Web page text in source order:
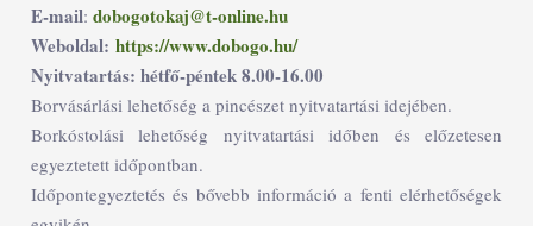
E-mail: dobogotokaj@t-online.hu
Weboldal: https://www.dobogo.hu/
Nyitvatartás: hétfő-péntek 8.00-16.00
Borvásárlási lehetőség a pincészet nyitvatartási idejében.
Borkóstolási lehetőség nyitvatartási időben és előzetesen
egyeztetett időpontban.
Időpontegyeztetés és bővebb információ a fenti elérhetőségek